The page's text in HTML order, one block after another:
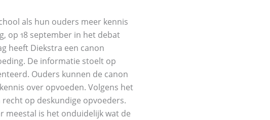
als hun ouders meer kennis
op 18 september in het debat
heeft Diekstra een canon
De informatie stoelt op
Ouders kunnen de canon
over opvoeden. Volgens het
op deskundige opvoeders.
meestal is het onduidelijk wat de